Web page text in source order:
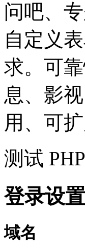
问吧、
自定义
求。可
息、影
用、可
测试
登录设置
域名